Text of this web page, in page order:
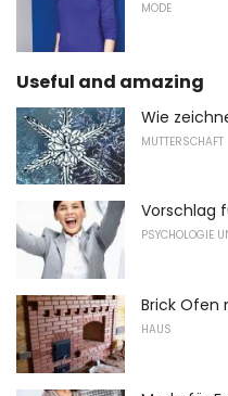
MODE
Useful and amazing
Wie
MUTTERSCHAFT
Vorschlag
PSYCHOLOGIE
Brick Ofen
HAUS